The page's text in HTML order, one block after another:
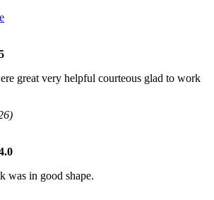
great very helpful courteous glad to work
was in good shape.